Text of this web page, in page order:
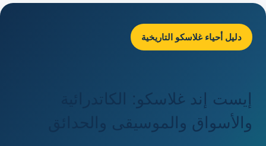
دليل أحياء غلاسكو التاريخية
إيست إند غلاسكو: الكاتدرائية
والأسواق والموسيقى والحدائق